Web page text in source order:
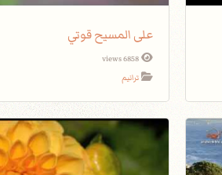
على المسيح قوتي
ترانيم